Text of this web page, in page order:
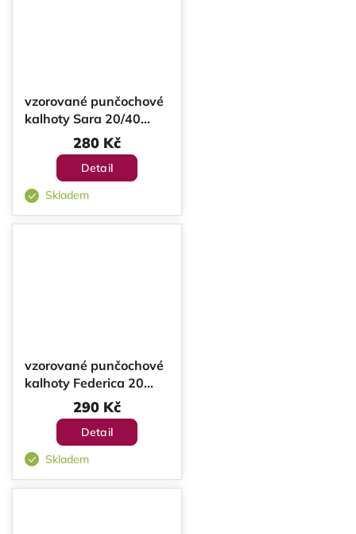
vzorované punčochové
kalhoty Sara 20/40
280 Kč
Detail
Skladem
vzorované punčochové
kalhoty Federica 20
290 Kč
Detail
Skladem